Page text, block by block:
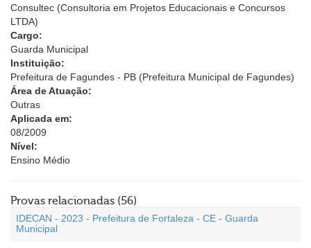
Consultec (Consultoria em Projetos Educacionais e Concursos
LTDA)
Cargo:
Guarda Municipal
Instituição:
Prefeitura de Fagundes - PB (Prefeitura Municipal de Fagundes)
Área de Atuação:
Outras
Aplicada em:
08/2009
Nível:
Ensino Médio
Provas relacionadas (56)
IDECAN - 2023 - Prefeitura de Fortaleza - CE - Guarda
Municipal